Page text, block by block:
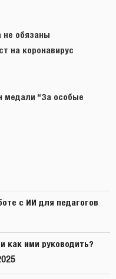
не обязаны
на коронавирус
медали “За особые
с ИИ для педагогов
как ими руководить?